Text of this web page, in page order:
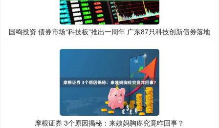
国鸣投资 债券市场“科技板”推出一周年 广东87只科技创新债券落地
摩根证券 3个原因揭秘：来姨妈胸疼究竟咋回事？